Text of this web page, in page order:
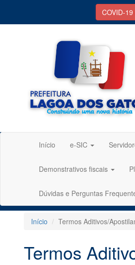
COVID-
Início e-SIC
Demonstrativos fiscais
Dúvidas e Perguntas
Início Termos Aditivos/
Termos